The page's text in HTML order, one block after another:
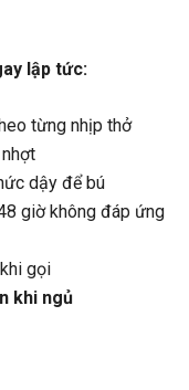
lập tức:
từng nhịp thở
dậy để bú
giờ không đáp ứng
gọi
khi ngủ